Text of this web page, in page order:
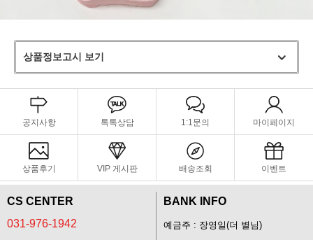
상품정보고시 보기
공지사항 톡톡상담 1:1문의 마이페이지
상품후기 VIP 게시판 배송조회 이벤트
CS CENTER
031-976-1942
BANK INFO
예금주 : 장영일(더 별님)